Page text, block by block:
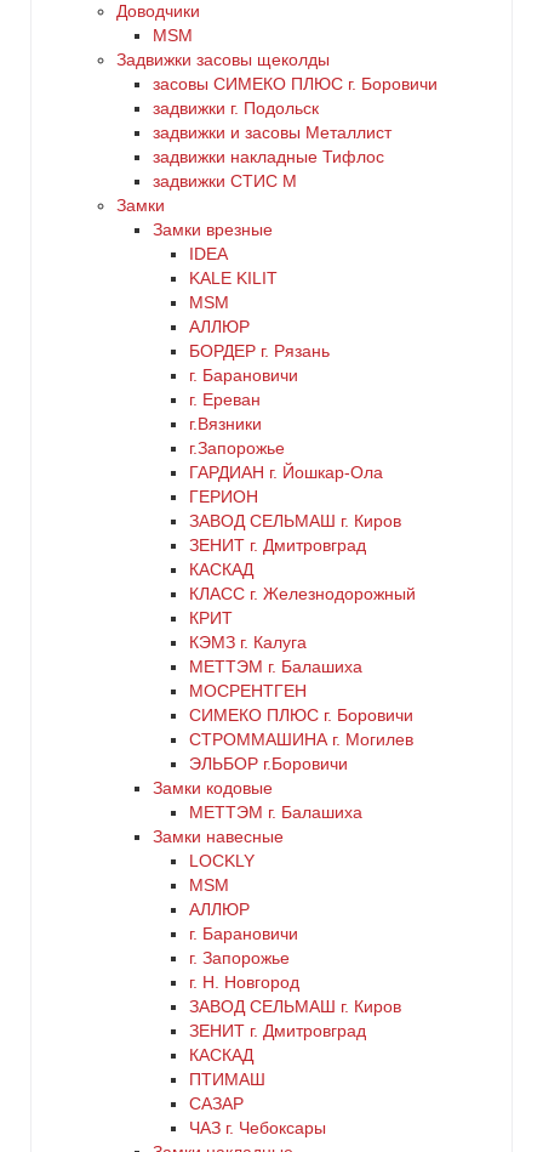
никель
оранжевый
Доводчики
MSM
Задвижки засовы щеколды
заcовы СИМЕКО ПЛЮС г. Боровичи
задвижки г. Подольск
задвижки и засовы Металлист
задвижки накладные Тифлос
задвижки СТИС М
Замки
Замки врезные
IDEA
KALE KILIT
MSM
АЛЛЮР
БОРДЕР г. Рязань
г. Барановичи
г. Ереван
г.Вязники
г.Запорожье
ГАРДИАН г. Йошкар-Ола
ГЕРИОН
ЗАВОД СЕЛЬМАШ г. Киров
ЗЕНИТ г. Дмитровград
КАСКАД
КЛАСС г. Железнодорожный
КРИТ
КЭМЗ г. Калуга
МЕТТЭМ г. Балашиха
МОСРЕНТГЕН
СИМЕКО ПЛЮС г. Боровичи
СТРОММАШИНА г. Могилев
ЭЛЬБОР г.Боровичи
Замки кодовые
МЕТТЭМ г. Балашиха
Замки навесные
LOCKLY
MSM
АЛЛЮР
г. Барановичи
г. Запорожье
г. Н. Новгород
ЗАВОД СЕЛЬМАШ г. Киров
ЗЕНИТ г. Дмитровград
КАСКАД
ПТИМАШ
САЗАР
ЧАЗ г. Чебоксары